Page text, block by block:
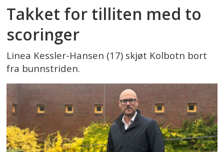
Takket for tilliten med to
scoringer
Linea Kessler-Hansen (17) skjøt Kolbotn bort
fra bunnstriden.